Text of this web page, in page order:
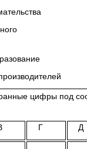
цифры под
Г Д